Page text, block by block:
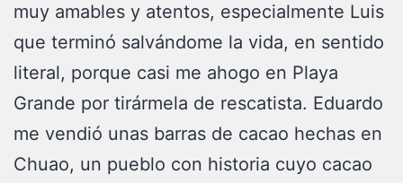
muy amables y atentos, especialmente Luis
que terminó salvándome la vida, en sentido
literal, porque casi me ahogo en Playa
Grande por tirármela de rescatista. Eduardo
me vendió unas barras de cacao hechas en
Chuao, un pueblo con historia cuyo cacao